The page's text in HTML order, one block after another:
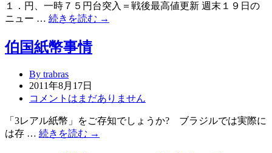
１．円、一時７５円台突入＝戦後最高値更新 週末１９日の
ニュー … 続きを読む →
伯国紙幣事情
By trabras
2011年8月17日
コメントはまだありません
「3レアル紙幣」をご存知でしょうか? ブラジルでは実際に
は存 … 続きを読む →